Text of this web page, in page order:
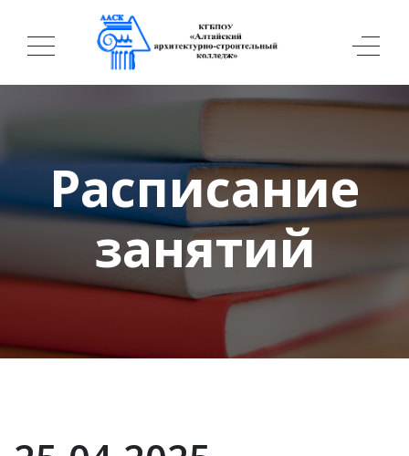
Расписание
занятий